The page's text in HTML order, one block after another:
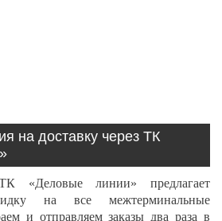
на доставку через ТК
линии» предлагает
на все межтерминальные
и отправляем заказы два раза в